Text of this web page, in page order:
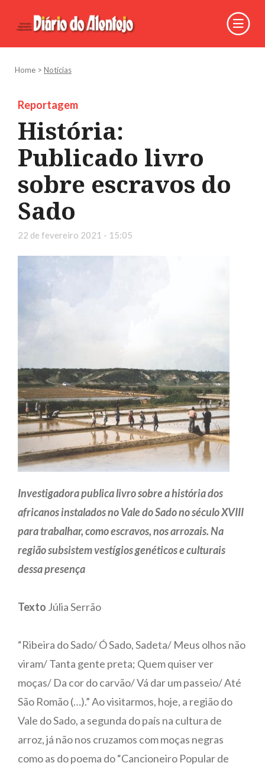
Home > Notícias
Reportagem
História:
Publicado livro
sobre escravos do
Sado
22 de fevereiro 2021 - 15:05
Investigadora publica livro sobre a história dos
africanos instalados no Vale do Sado no século XVIII
para trabalhar, como escravos, nos arrozais. Na
região subsistem vestígios genéticos e culturais
dessa presença
Texto Júlia Serrão
“Ribeira do Sado/ Ó Sado, Sadeta/ Meus olhos não
viram/ Tanta gente preta; Quem quiser ver
moças/ Da cor do carvão/ Vá dar um passeio/ Até
São Romão (…).” Ao visitarmos, hoje, a região do
Vale do Sado, a segunda do país na cultura de
arroz, já não nos cruzamos com moças negras
como as do poema do “Cancioneiro Popular de